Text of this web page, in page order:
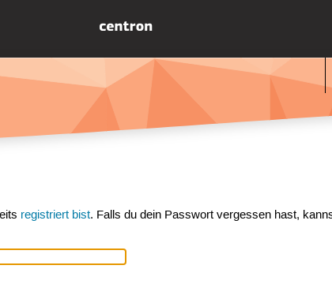
registriert bist. Falls du dein Passwort vergessen hast,